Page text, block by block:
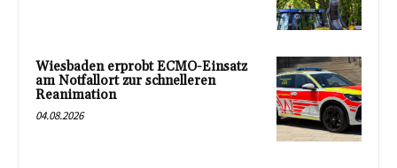
Wiesbaden erprobt ECMO-Einsatz
am Notfallort zur schnelleren
Reanimation
04.08.2026